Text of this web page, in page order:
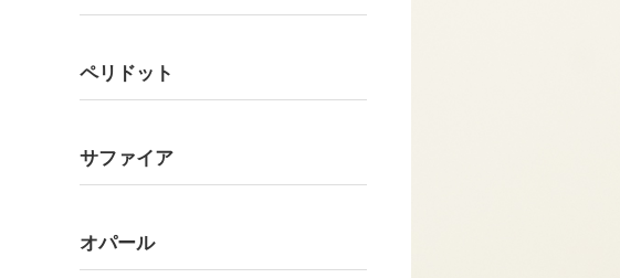
ペリドット
サファイア
オパール